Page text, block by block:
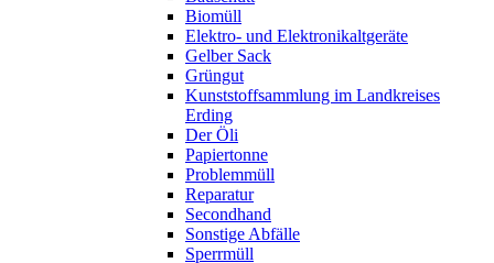
Biomüll
Elektro- und Elektronikaltgeräte
Gelber Sack
Grüngut
Kunststoffsammlung im Landkreises
Erding
Der Öli
Papiertonne
Problemmüll
Reparatur
Secondhand
Sonstige Abfälle
Sperrmüll